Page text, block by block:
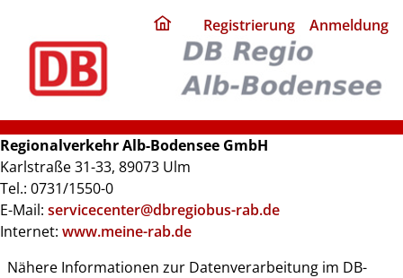
home
page
Registrierung Anmeldung
Regionalverkehr Alb-Bodensee GmbH
Karlstraße 31-33, 89073 Ulm
Tel.: 0731/1550-0
E-Mail: servicecenter@dbregiobus-rab.de
Internet: www.meine-rab.de
Nähere Informationen zur Datenverarbeitung im DB-